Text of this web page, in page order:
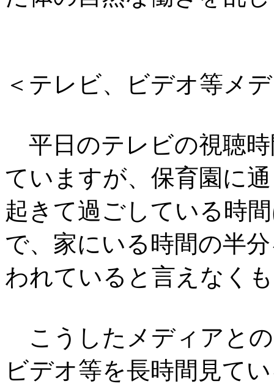
＜テレビ、ビデオ等メ
平日のテレビの視聴
ていますが、保育園に
起きて過ごしている時
で、家にいる時間の半
われていると言えなく
こうしたメディアと
ビデオ等を長時間見て